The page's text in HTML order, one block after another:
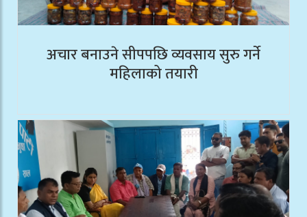
अचार बनाउने सीपपछि व्यवसाय सुरु गर्ने
महिलाको तयारी